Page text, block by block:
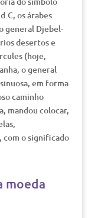
os árabes
general Djebel-
desertos e
(hoje,
o general
em forma
caminho
mandou colocar,
com o significado
moeda